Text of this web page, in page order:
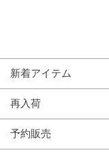
新着アイテム
再入荷
予約販売